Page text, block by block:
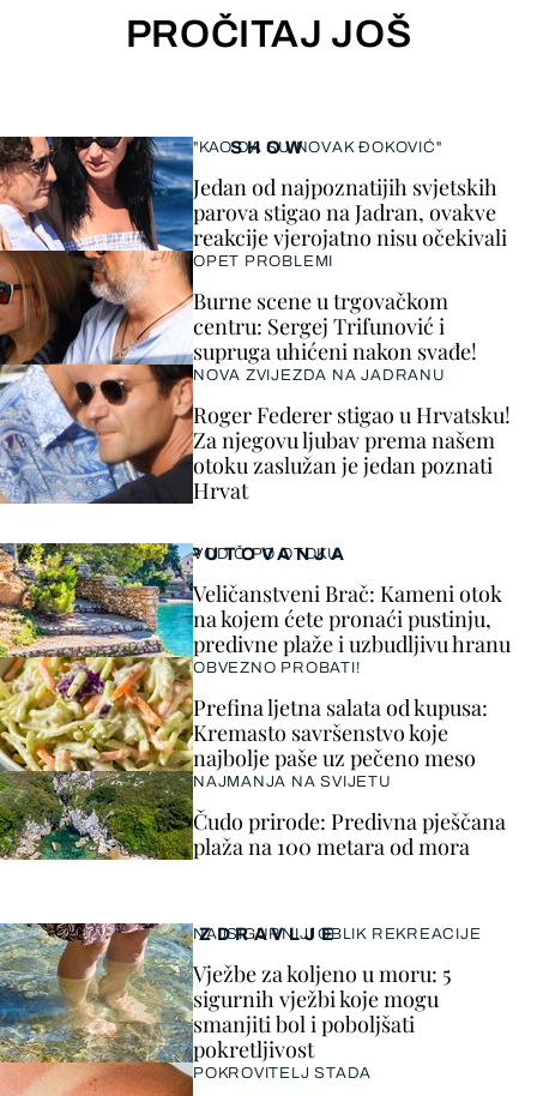
PROČITAJ JOŠ
SHOW
"KAO DA SU NOVAK ĐOKOVIĆ"
Jedan od najpoznatijih svjetskih
parova stigao na Jadran, ovakve
reakcije vjerojatno nisu očekivali
OPET PROBLEMI
Burne scene u trgovačkom
centru: Sergej Trifunović i
supruga uhićeni nakon svađe!
NOVA ZVIJEZDA NA JADRANU
Roger Federer stigao u Hrvatsku!
Za njegovu ljubav prema našem
otoku zaslužan je jedan poznati
Hrvat
ZDRAVLJE
NAJSIGURNIJI OBLIK REKREACIJE
Vježbe za koljeno u moru: 5
sigurnih vježbi koje mogu
smanjiti bol i poboljšati
pokretljivost
POKROVITELJ STADA
PUTOVANJA
VODIČ PO OTOKU
Veličanstveni Brač: Kameni otok
na kojem ćete pronaći pustinju,
predivne plaže i uzbudljivu hranu
OBVEZNO PROBATI!
Prefina ljetna salata od kupusa:
Kremasto savršenstvo koje
najbolje paše uz pečeno meso
NAJMANJA NA SVIJETU
Čudo prirode: Predivna pješčana
plaža na 100 metara od mora